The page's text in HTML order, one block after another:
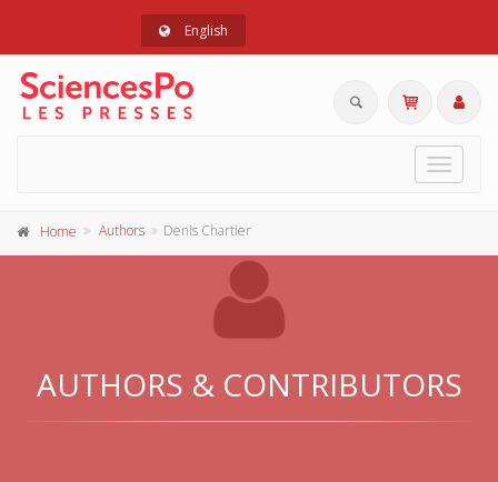
English
Toggle
Home Authors Denis Chartier
AUTHORS & CONTRIBUTORS